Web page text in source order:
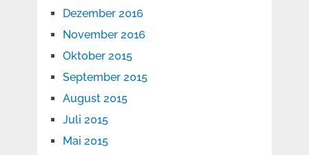
Dezember 2016
November 2016
Oktober 2015
September 2015
August 2015
Juli 2015
Mai 2015